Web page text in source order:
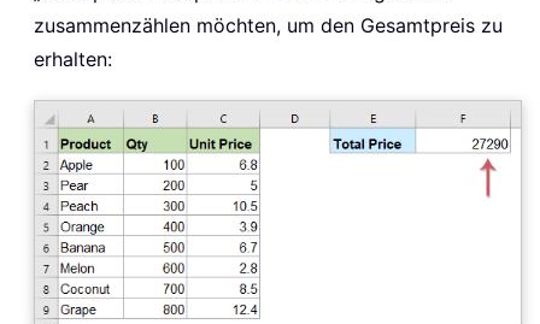
zusammenzählen möchten, um den Gesamtpreis zu
erhalten: